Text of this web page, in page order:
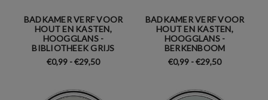
BADKAMER VERF VOOR
HOUT EN KASTEN,
HOOGGLANS -
BIBLIOTHEEK GRIJS
€0,99 - €29,50
BADKAMER VERF VOOR
HOUT EN KASTEN,
HOOGGLANS -
BERKENBOOM
€0,99 - €29,50